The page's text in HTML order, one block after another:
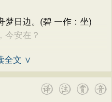
梦日边。(碧 一作：坐)
今安在？
全文 ∨